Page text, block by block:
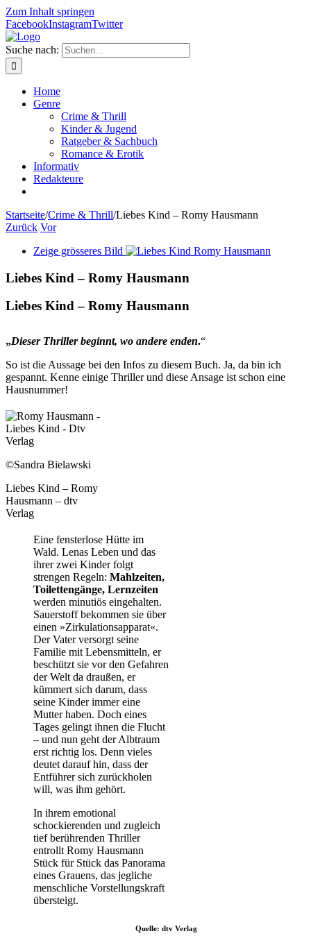
Zum Inhalt springen
FacebookInstagramTwitter
Suche nach:
Home
Genre
Crime & Thrill
Kinder & Jugend
Ratgeber & Sachbuch
Romance & Erotik
Informativ
Redakteure
Startseite/Crime & Thrill/Liebes Kind – Romy Hausmann
Zurück Vor
Zeige grösseres Bild
Liebes Kind – Romy Hausmann
Liebes Kind – Romy Hausmann
„Dieser Thriller beginnt, wo andere enden.“
So ist die Aussage bei den Infos zu diesem Buch. Ja, da bin ich
gespannt. Kenne einige Thriller und diese Ansage ist schon eine
Hausnummer!
©Sandra Bielawski
Liebes Kind – Romy
Hausmann – dtv
Verlag
Eine fensterlose Hütte im
Wald. Lenas Leben und das
ihrer zwei Kinder folgt
strengen Regeln: Mahlzeiten,
Toilettengänge, Lernzeiten
werden minutiös eingehalten.
Sauerstoff bekommen sie über
einen »Zirkulationsapparat«.
Der Vater versorgt seine
Familie mit Lebensmitteln, er
beschützt sie vor den Gefahren
der Welt da draußen, er
kümmert sich darum, dass
seine Kinder immer eine
Mutter haben. Doch eines
Tages gelingt ihnen die Flucht
– und nun geht der Albtraum
erst richtig los. Denn vieles
deutet darauf hin, dass der
Entführer sich zurückholen
will, was ihm gehört.
In ihrem emotional
schockierenden und zugleich
tief berührenden Thriller
entrollt Romy Hausmann
Stück für Stück das Panorama
eines Grauens, das jegliche
menschliche Vorstellungskraft
übersteigt.
Quelle: dtv Verlag